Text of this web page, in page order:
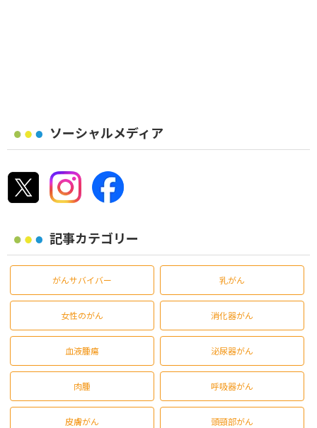
ソーシャルメディア
記事カテゴリー
がんサバイバー 乳がん
女性のがん 消化器がん
血液腫瘍 泌尿器がん
肉腫 呼吸器がん
皮膚がん 頭頸部がん